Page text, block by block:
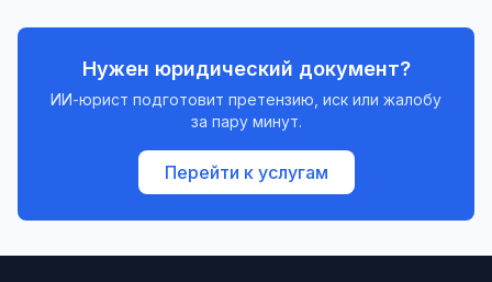
Нужен юридический документ?
ИИ-юрист подготовит претензию, иск или жалобу
за пару минут.
Перейти к услугам